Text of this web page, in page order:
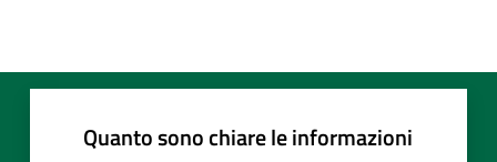
Quanto sono chiare le informazioni